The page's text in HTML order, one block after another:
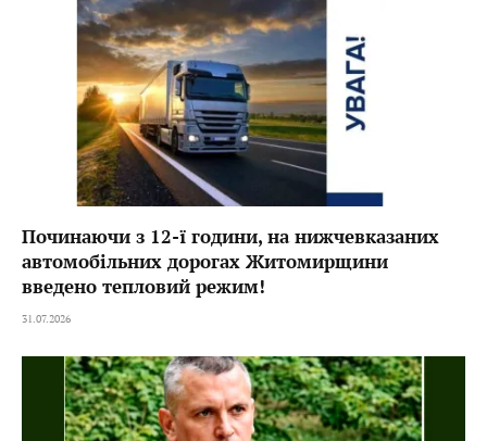
Починаючи з 12-ї години, на нижчевказаних
автомобільних дорогах Житомирщини
введено тепловий режим!
31.07.2026